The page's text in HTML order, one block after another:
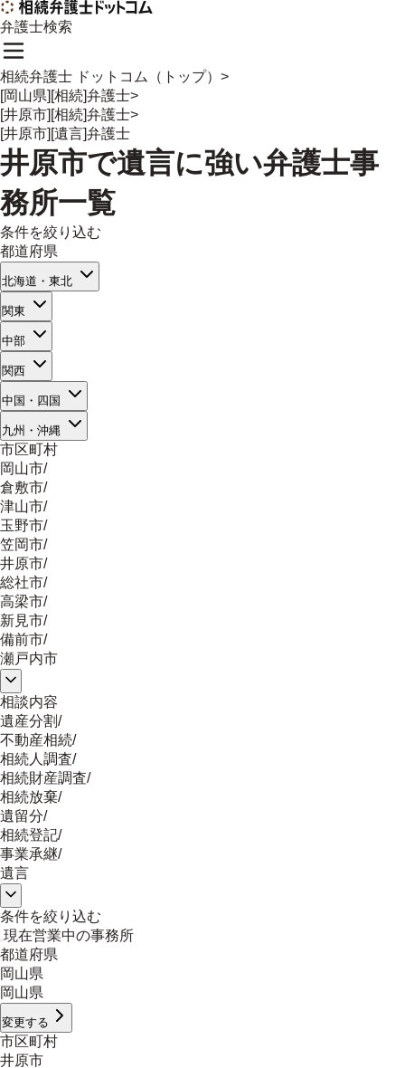
弁護士検索
相続弁護士 ドットコム（トップ） >
[岡山県][相続]弁護士>
[井原市][相続]弁護士>
[井原市][遺言]弁護士
井原市で遺言に強い弁護士事
務所一覧
条件を絞り込む
都道府県
北海道・東北
関東
中部
関西
中国・四国
九州・沖縄
市区町村
岡山市/
倉敷市/
津山市/
玉野市/
笠岡市/
井原市/
総社市/
高梁市/
新見市/
備前市/
瀬戸内市
相談内容
遺産分割/
不動産相続/
相続人調査/
相続財産調査/
相続放棄/
遺留分/
相続登記/
事業承継/
遺言
条件を絞り込む
現在営業中の事務所
都道府県
岡山県
岡山県
変更する
市区町村
井原市